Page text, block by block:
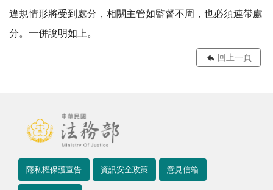
違規情形將受到處分，相關主管如監督不周，也必須連帶處
分。一併說明如上。
回上一頁
隱私權保護宣告 資訊安全政策 意見信箱